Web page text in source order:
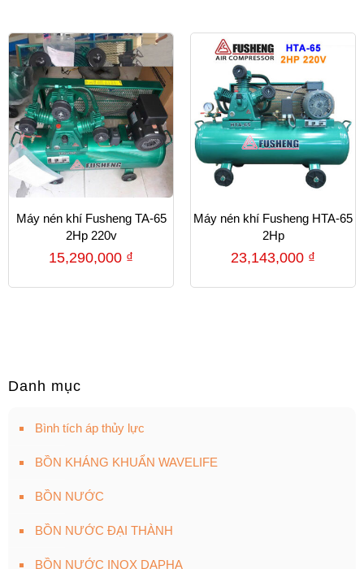
Máy nén khí Fusheng TA-65
2Hp 220v
15,290,000 ₫
Máy nén khí Fusheng HTA-65
2Hp
23,143,000 ₫
Danh mục
Bình tích áp thủy lực
BỒN KHÁNG KHUẨN WAVELIFE
BỒN NƯỚC
BỒN NƯỚC ĐẠI THÀNH
BỒN NƯỚC INOX DAPHA